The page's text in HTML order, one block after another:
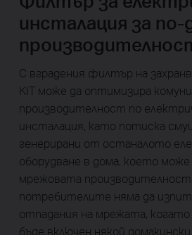
инсталация за по-
С вградения филтър на
KIT може да оптимизира
производителност по
инсталация, като потиска
генерирани от останалото
оборудване в дома, което може
мрежовата производителност.
потребителите няма да
отпадания на мрежата,
бъде включен някой